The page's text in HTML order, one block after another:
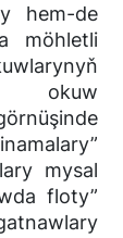
hem-de
möhletli
okuw
mysal
floty”